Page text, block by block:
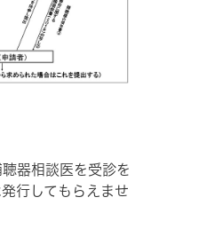
器相談医を受診を
行してもらえませ